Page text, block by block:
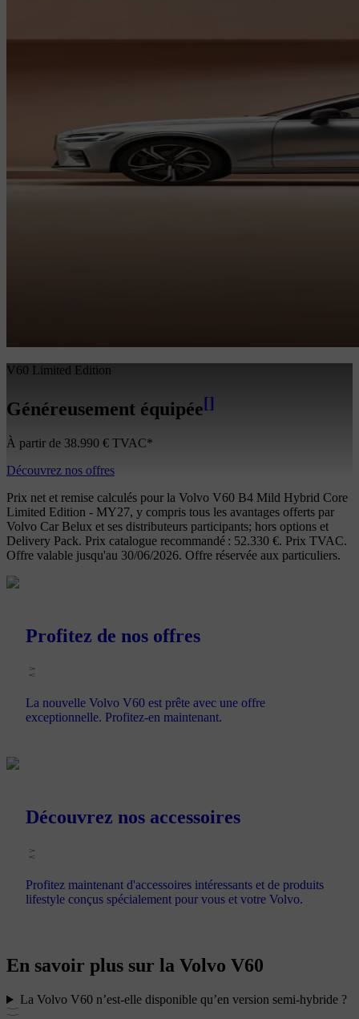
V60 Limited Edition
Généreusement équipée[]
À partir de 38.990 € TVAC*
Découvrez nos offres
Prix net et remise calculés pour la Volvo V60 B4 Mild Hybrid Core
Limited Edition - MY27, y compris tous les avantages offerts par
Volvo Car Belux et ses distributeurs participants; hors options et
Delivery Pack. Prix catalogue recommandé : 52.330 €. Prix TVAC.
Offre valable jusqu'au 30/06/2026. Offre réservée aux particuliers.
Profitez de nos offres
La nouvelle Volvo V60 est prête avec une offre
exceptionnelle. Profitez-en maintenant.
Découvrez nos accessoires
Profitez maintenant d'accessoires intéressants et de produits
lifestyle conçus spécialement pour vous et votre Volvo.
En savoir plus sur la Volvo V60
La Volvo V60 n’est-elle disponible qu’en version semi-hybride ?